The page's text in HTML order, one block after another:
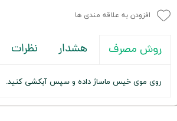
افزودن به علاقه مندی ها
روش مصرف هشدار نظرات
روی موی خیس ماساژ داده و سپس آبکشی کنید.